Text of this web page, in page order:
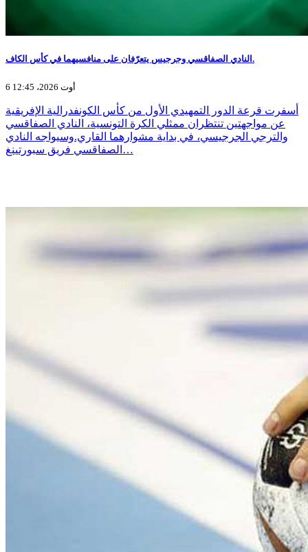
النادي الصفاقسي وجرجيس يتعرّفان على منافسيهما في كأس الكاف.
6 أوت 2026، 12:45
أسفرت قرعة الدور التمهيدي الأول من كأس الكونفدرالية الإفريقية
عن مواجهتين تنتظران ممثلي الكرة التونسية، النادي الصفاقسي
والترجي الجرجيسي، في بداية مشوارهما القاري.وسيواجه النادي
الصفاقسي فريق سبورتينغ…